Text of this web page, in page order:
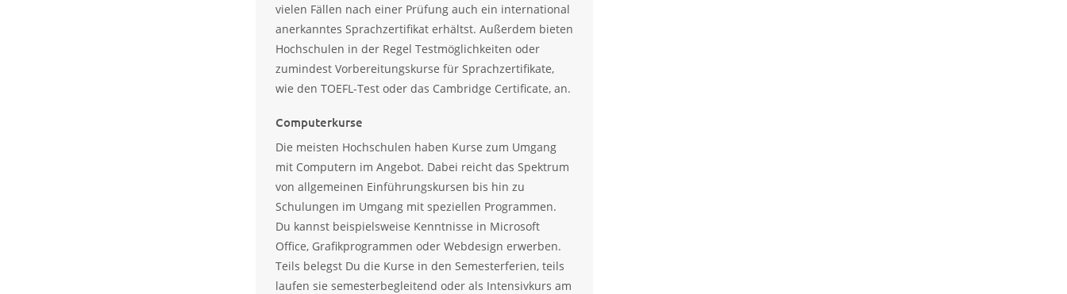
vielen Fällen nach einer Prüfung auch ein international
anerkanntes Sprachzertifikat erhältst. Außerdem bieten
Hochschulen in der Regel Testmöglichkeiten oder
zumindest Vorbereitungskurse für Sprachzertifikate,
wie den TOEFL-Test oder das Cambridge Certificate, an.
Computerkurse
Die meisten Hochschulen haben Kurse zum Umgang
mit Computern im Angebot. Dabei reicht das Spektrum
von allgemeinen Einführungskursen bis hin zu
Schulungen im Umgang mit speziellen Programmen.
Du kannst beispielsweise Kenntnisse in Microsoft
Office, Grafikprogrammen oder Webdesign erwerben.
Teils belegst Du die Kurse in den Semesterferien, teils
laufen sie semesterbegleitend oder als Intensivkurs am